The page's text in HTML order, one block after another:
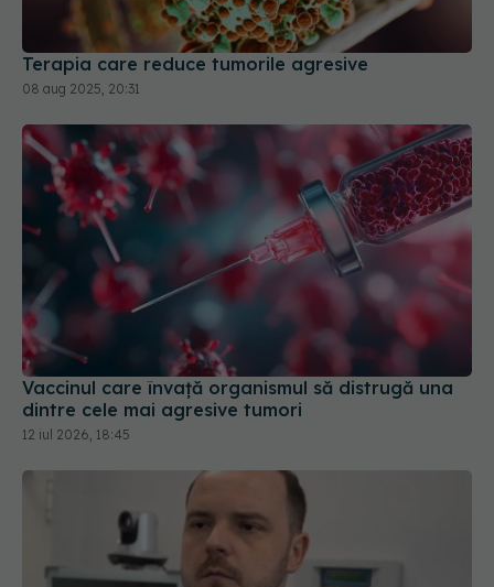
08 aug 2025, 20:31
Vaccinul care învață organismul să distrugă una
dintre cele mai agresive tumori
12 iul 2026, 18:45